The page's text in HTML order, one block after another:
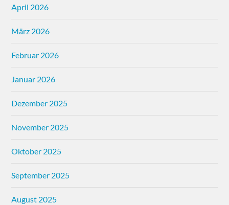
April 2026
März 2026
Februar 2026
Januar 2026
Dezember 2025
November 2025
Oktober 2025
September 2025
August 2025